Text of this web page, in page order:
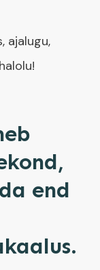
ajalugu,
end